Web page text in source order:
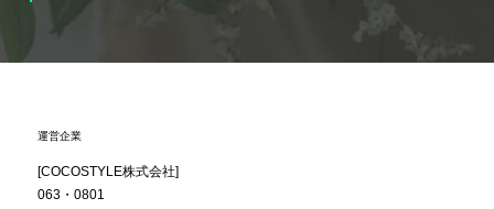
運営企業
[COCOSTYLE株式会社]
063・0801